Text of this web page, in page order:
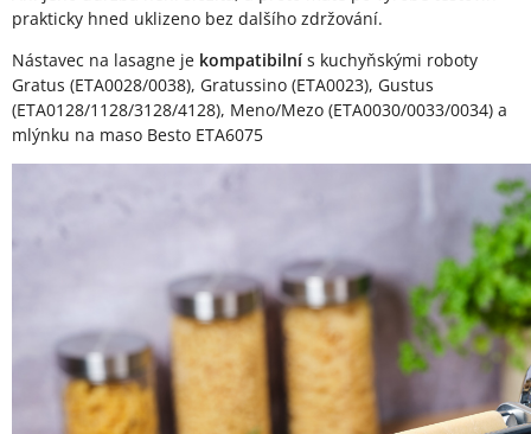
prakticky hned uklizeno bez dalšího zdržování.
Nástavec na lasagne je kompatibilní s kuchyňskými roboty
Gratus (ETA0028/0038), Gratussino (ETA0023), Gustus
(ETA0128/1128/3128/4128), Meno/Mezo (ETA0030/0033/0034) a
mlýnku na maso Besto ETA6075